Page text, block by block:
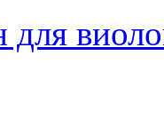
для